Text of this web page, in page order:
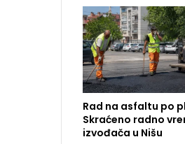
Rad na asfaltu po
Skraćeno radno
izvođača u Nišu